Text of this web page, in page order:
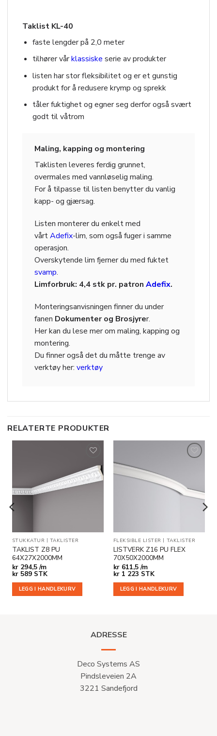
Taklist KL-40
faste lengder på 2,0 meter
tilhører vårklassiske serie av produkter
listen har stor fleksibilitet og er et gunstig
produkt for å redusere krymp og sprekk
tåler fuktighet og egner seg derfor også svært
godt til våtrom
Maling, kapping og montering
Taklisten leveres ferdig grunnet,
overmales med vannløselig maling.
For å tilpasse til listen benytter du vanlig
kapp- og gjærsag.
Listen monterer du enkelt med
vårtAdefix-lim, som også fuger i samme
operasjon.
Overskytende lim fjerner du med fuktet
svamp.
Limforbruk: 4,4 stk pr. patron Adefix.
Monteringsanvisningen finner du under
fanen Dokumenter og Brosjyrer.
Her kan du lese mer om maling, kapping og
montering.
Du finner også det du måtte trenge av
verktøy her: verktøy
RELATERTE PRODUKTER
Legg til
i
ønskeliste
STUKKATUR | TAKLISTER
TAKLIST Z8 PU
64X27X2000MM
kr294,5 /m
kr589 STK
LEGG I HANDLEKURV
ønskeliste
FLEKSIBLE LISTER | TAKLISTER
LISTVERK Z16 PU FLEX
70X50X2000MM
kr611,5 /m
kr1 223 STK
LEGG I HANDLEKURV
|TAKLISTER
ADRESSE
Deco Systems AS
Pindsleveien 2A
3221 Sandefjord